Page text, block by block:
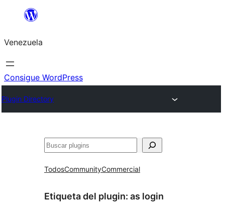
Saltar
contenido
Venezuela
Consigue WordPress
Plugin Directory
Buscar
TodosCommunityCommercial
Etiqueta del plugin: as login